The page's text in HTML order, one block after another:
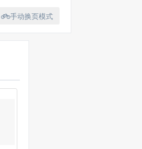
手动换页模式